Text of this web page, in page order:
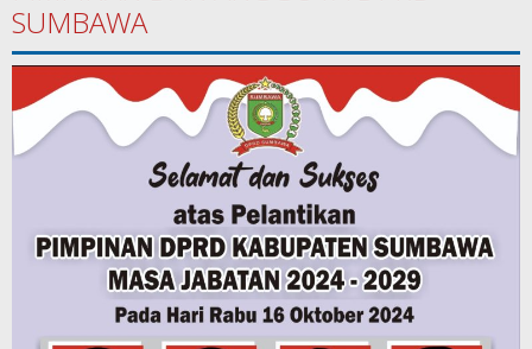
SUMBAWA